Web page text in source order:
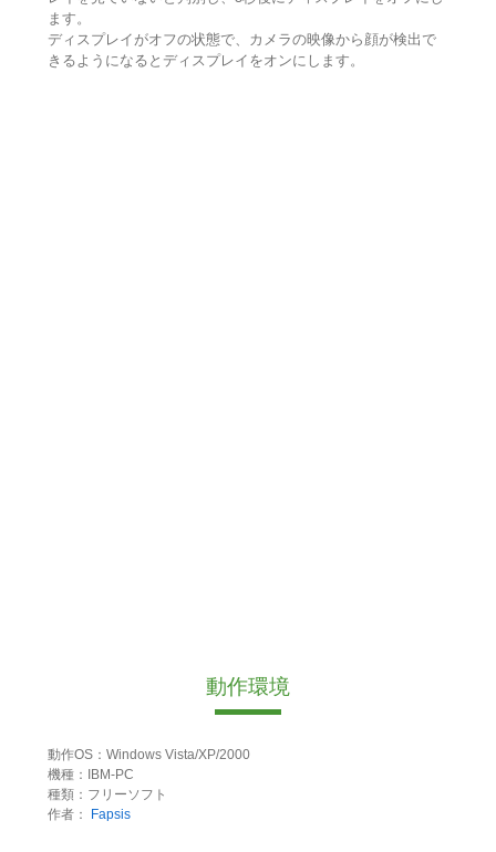
ます。
ディスプレイがオフの状態で、カメラの映像から顔が検出で
きるようになるとディスプレイをオンにします。
動作環境
動作OS：Windows Vista/XP/2000
機種：IBM-PC
種類：フリーソフト
作者：
Fapsis